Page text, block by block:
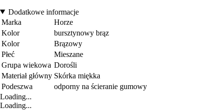
Dodatkowe informacje
Marka
Horze
Kolor
bursztynowy brąz
Kolor
Brązowy
Płeć
Mieszane
Grupa wiekowa Dorośli
Materiał główny Skórka miękka
Podeszwa
odporny na ścieranie gumowy
Loading...
Loading...